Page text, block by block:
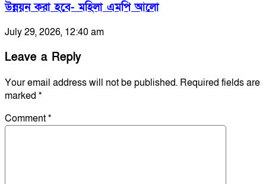
উন্নয়ন করা হবে- মহিলা এমপি আলো
July 29, 2026, 12:40 am
Leave a Reply
Your email address will not be published. Required fields are
marked *
Comment*